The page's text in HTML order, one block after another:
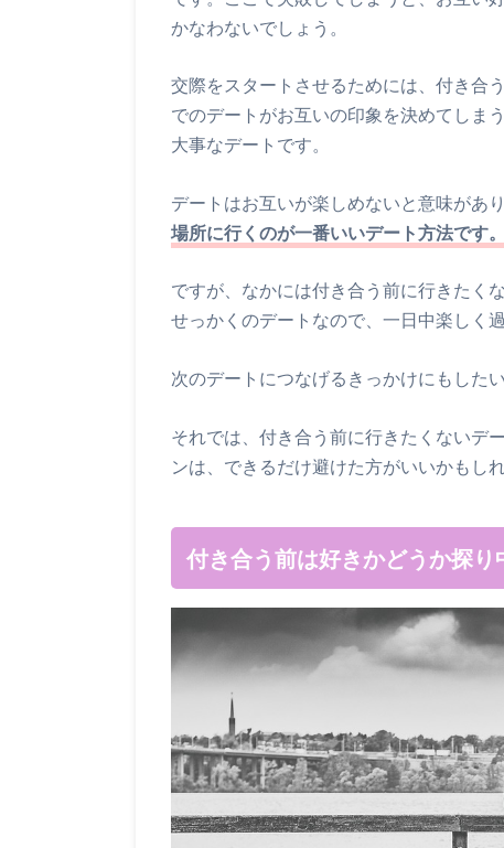
かなわないでしょう。
交際をスタートさせるためには、付き合
でのデートがお互いの印象を決めてしま
大事なデートです。
デートはお互いが楽しめないと意味があ
場所に行くのが一番いいデート方法です。
ですが、なかには付き合う前に行きたく
せっかくのデートなので、一日中楽しく
次のデートにつなげるきっかけにもしたい
それでは、付き合う前に行きたくないデ
ンは、できるだけ避けた方がいいかもしれ
付き合う前は好きかどうか探り